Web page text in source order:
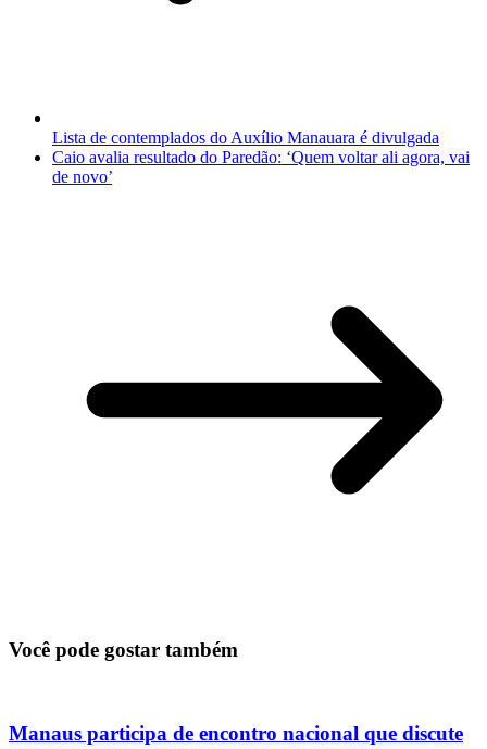
Lista de contemplados do Auxílio Manauara é divulgada
Caio avalia resultado do Paredão: ‘Quem voltar ali agora, vai
de novo’
Você pode gostar também
Manaus participa de encontro nacional que discute